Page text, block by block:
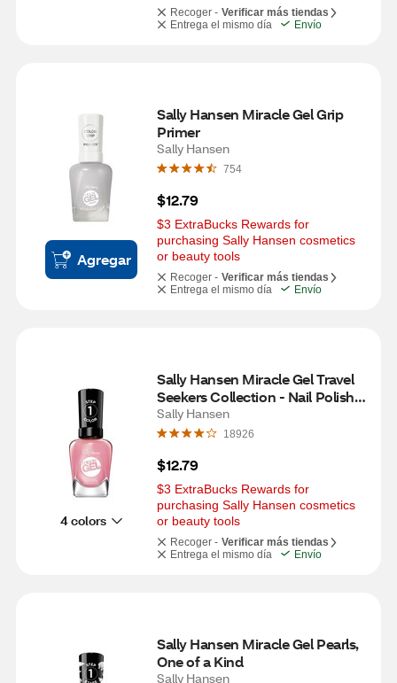
Recoger - Verificar más tiendas
Entrega el mismo día
Envío
Agregar
Sally Hansen Miracle Gel Grip
Primer
Sally Hansen
754
$12.79
$3 ExtraBucks Rewards for
purchasing Sally Hansen cosmetics
or beauty tools
Recoger - Verificar más tiendas
Entrega el mismo día
Envío
4 colors
Sally Hansen Miracle Gel Travel
Seekers Collection - Nail Polish -
Shell Yeah - 0.5 fl oz
Sally Hansen
18926
$12.79
$3 ExtraBucks Rewards for
purchasing Sally Hansen cosmetics
or beauty tools
Recoger - Verificar más tiendas
Entrega el mismo día
Envío
Sally Hansen Miracle Gel Pearls,
One of a Kind
Sally Hansen